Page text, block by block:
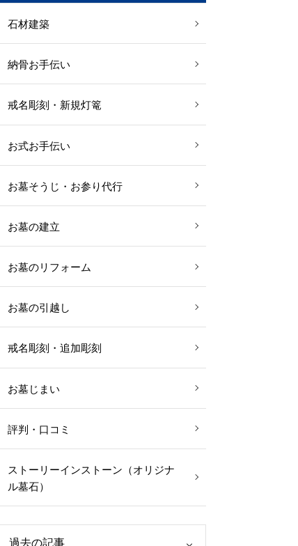
石材建築
納骨お手伝い
戒名彫刻・新規灯篭
お式お手伝い
お墓そうじ・お参り代行
お墓の建立
お墓のリフォーム
お墓の引越し
戒名彫刻・追加彫刻
お墓じまい
評判・口コミ
ストーリーインストーン（オリジナ
ル墓石）